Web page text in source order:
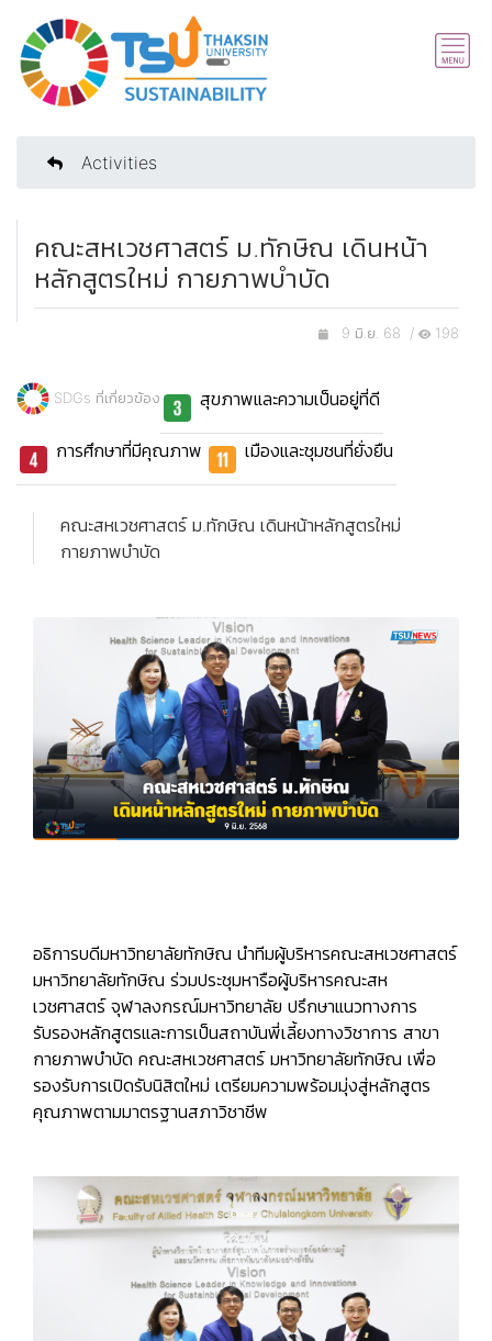
Activities
คณะสหเวชศาสตร์ ม.ทักษิณ เดินหน้า
หลักสูตรใหม่ กายภาพบำบัด
9 มิ.ย. 68 / 198
SDGs ที่เกี่ยวข้อง สุขภาพและความเป็นอยู่ที่ดี
การศึกษาที่มีคุณภาพ เมืองและชุมชนที่ยั่งยืน
คณะสหเวชศาสตร์ ม.ทักษิณ เดินหน้าหลักสูตรใหม่
กายภาพบำบัด
อธิการบดีมหาวิทยาลัยทักษิณ นำทีมผู้บริหารคณะสหเวชศาสตร์
มหาวิทยาลัยทักษิณ ร่วมประชุมหารือผู้บริหารคณะสห
เวชศาสตร์ จุฬาลงกรณ์มหาวิทยาลัย ปรึกษาแนวทางการ
รับรองหลักสูตรและการเป็นสถาบันพี่เลี้ยงทางวิชาการ สาขา
กายภาพบำบัด คณะสหเวชศาสตร์ มหาวิทยาลัยทักษิณ เพื่อ
รองรับการเปิดรับนิสิตใหม่ เตรียมความพร้อมมุ่งสู่หลักสูตร
คุณภาพตามมาตรฐานสภาวิชาชีพ